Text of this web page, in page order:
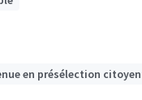
en présélection